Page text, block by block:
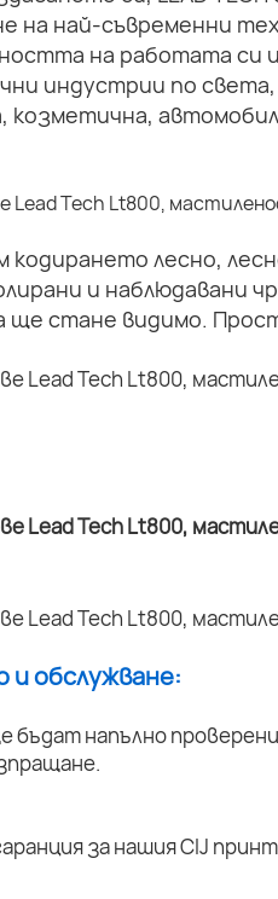
на най-съвременни
на работата си
индустрии по
лесно,
и наблюдавани
ще стане видимо.
и обслужване:
бъдат напълно
за нашия CIJ